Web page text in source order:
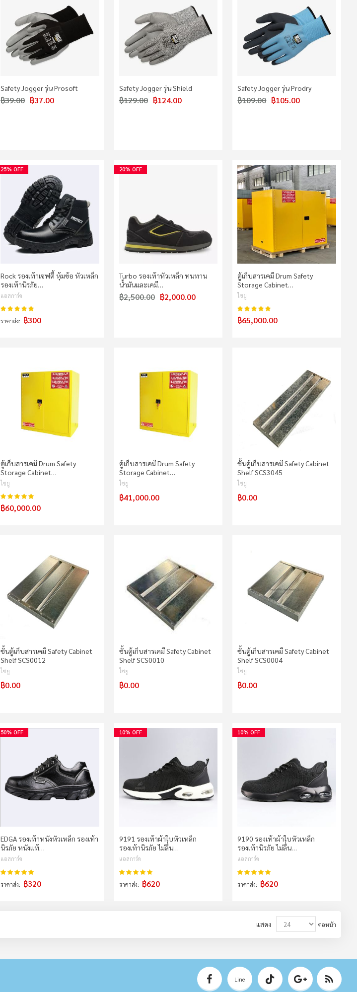
Safety Jogger รุ่น Prosoft
฿37.00
฿39.00
Safety Jogger รุ่น Shield
฿124.00
฿129.00
Safety Jogger รุ่น Prodry
฿105.00
฿109.00
25% OFF
Rock รองเท้าเซฟตี้ หุ้มข้อ หัวเหล็ก
รองเท้านิรภัย…
แอสการ์ด
คะแนน:
ราคาส่ง
฿300
20% OFF
Turbo รองเท้าหัวเหล็ก ทนทาน
น้ำมันและเคมี…
฿2,000.00
฿2,500.00
ตู้เก็บสารเคมี Drum Safety
Storage Cabinet…
ไซยู
คะแนน:
฿65,000.00
ตู้เก็บสารเคมี Drum Safety
Storage Cabinet…
ไซยู
คะแนน:
฿60,000.00
ตู้เก็บสารเคมี Drum Safety
Storage Cabinet…
ไซยู
฿41,000.00
ชั้นตู้เก็บสารเคมี Safety Cabinet
Shelf SCS3045
ไซยู
฿0.00
ชั้นตู้เก็บสารเคมี Safety Cabinet
Shelf SCS0012
ไซยู
฿0.00
ชั้นตู้เก็บสารเคมี Safety Cabinet
Shelf SCS0010
ไซยู
฿0.00
ชั้นตู้เก็บสารเคมี Safety Cabinet
Shelf SCS0004
ไซยู
฿0.00
50% OFF
EDGA รองเท้าหนังหัวเหล็ก รองเท้า
นิรภัย หนังแท้…
แอสการ์ด
คะแนน:
ราคาส่ง
฿320
10% OFF
9191 รองเท้าผ้าใบหัวเหล็ก
รองเท้านิรภัย ไม่ลื่น…
แอสการ์ด
คะแนน:
ราคาส่ง
฿620
10% OFF
9190 รองเท้าผ้าใบหัวเหล็ก
รองเท้านิรภัย ไม่ลื่น…
แอสการ์ด
คะแนน:
ราคาส่ง
฿620
แสดง ต่อหน้า
Line